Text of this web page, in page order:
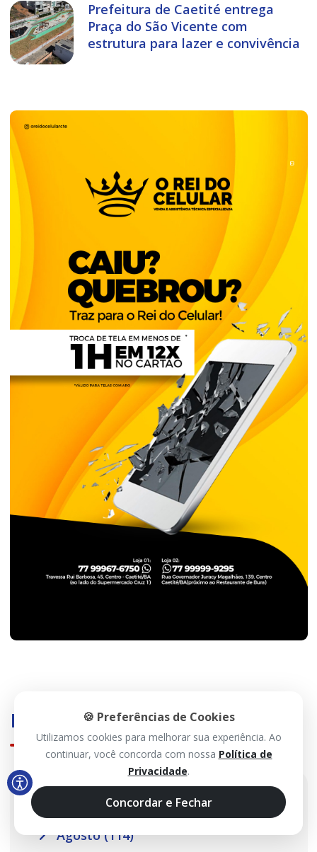
Prefeitura de Caetité entrega
Praça do São Vicente com
estrutura para lazer e convivência
Histórico
2026
Agosto (114)
🍪 Preferências de Cookies
Utilizamos cookies para melhorar sua experiência. Ao
continuar, você concorda com nossa Política de
Privacidade.
Concordar e Fechar